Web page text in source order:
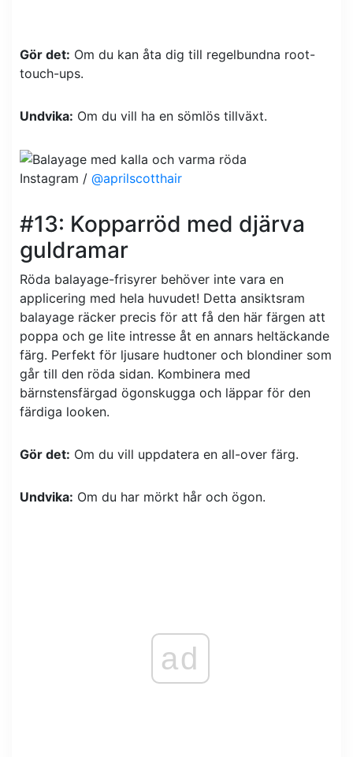
Gör det: Om du kan åta dig till regelbundna root-
touch-ups.
Undvika: Om du vill ha en sömlös tillväxt.
Instagram / @aprilscotthair
#13: Kopparröd med djärva
guldramar
Röda balayage-frisyrer behöver inte vara en
applicering med hela huvudet! Detta ansiktsram
balayage räcker precis för att få den här färgen att
poppa och ge lite intresse åt en annars heltäckande
färg. Perfekt för ljusare hudtoner och blondiner som
går till den röda sidan. Kombinera med
bärnstensfärgad ögonskugga och läppar för den
färdiga looken.
Gör det: Om du vill uppdatera en all-over färg.
Undvika: Om du har mörkt hår och ögon.
ad